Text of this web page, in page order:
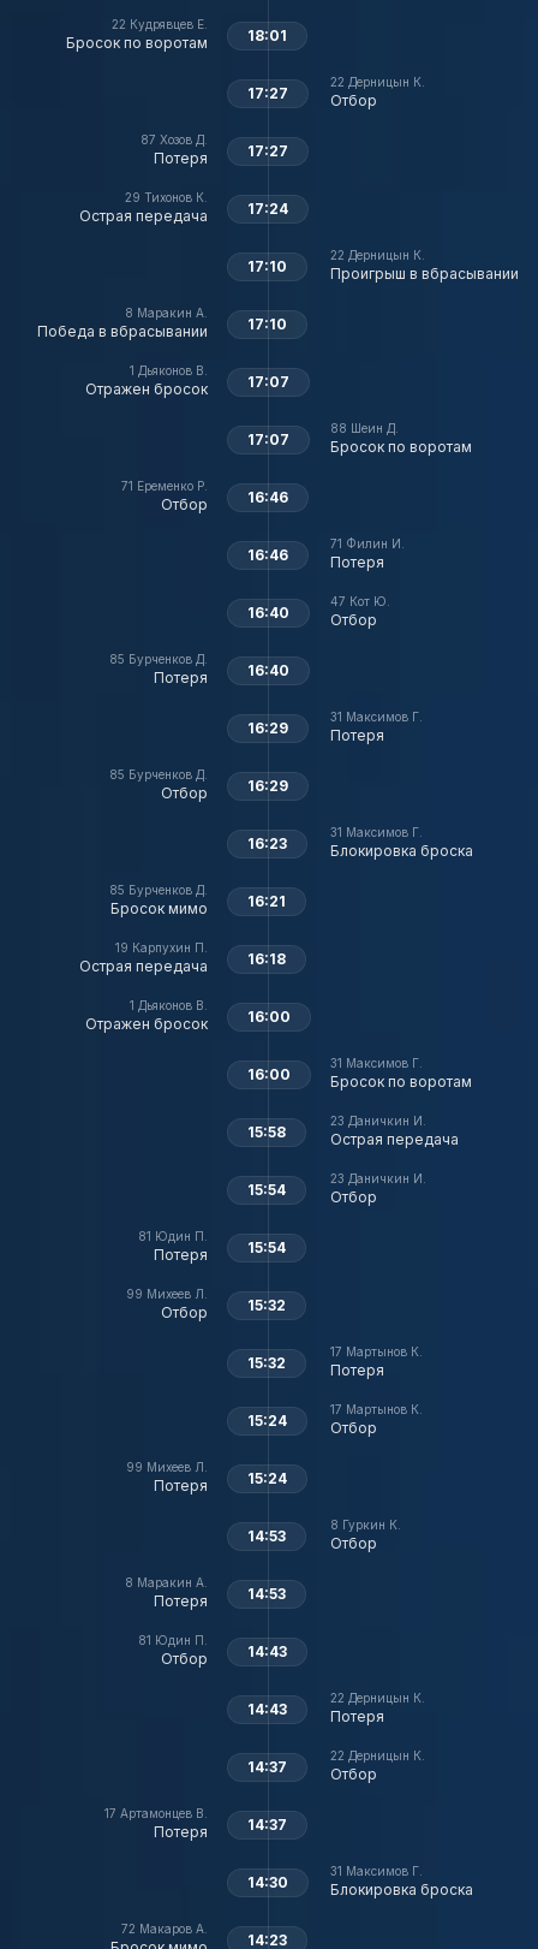
22 Кудрявцев Е.
Бросок по воротам 18:01
22 Дерницын К.
Отбор
17:27
87 Хозов Д.
Потеря 17:27
29 Тихонов К.
Острая передача 17:24
22 Дерницын К.
Проигрыш в вбрасывании
17:10
8 Маракин А.
Победа в вбрасывании 17:10
1 Дьяконов В.
Отражен бросок 17:07
88 Шеин Д.
Бросок по воротам
17:07
71 Еременко Р.
Отбор 16:46
71 Филин И.
Потеря
16:46
47 Кот Ю.
Отбор
16:40
85 Бурченков Д.
Потеря 16:40
31 Максимов Г.
Потеря
16:29
85 Бурченков Д.
Отбор 16:29
31 Максимов Г.
Блокировка броска
16:23
85 Бурченков Д.
Бросок мимо 16:21
19 Карпухин П.
Острая передача 16:18
1 Дьяконов В.
Отражен бросок 16:00
31 Максимов Г.
Бросок по воротам
16:00
23 Даничкин И.
Острая передача
15:58
23 Даничкин И.
Отбор
15:54
81 Юдин П.
Потеря 15:54
99 Михеев Л.
Отбор 15:32
17 Мартынов К.
Потеря
15:32
17 Мартынов К.
Отбор
15:24
99 Михеев Л.
Потеря 15:24
8 Гуркин К.
Отбор
14:53
8 Маракин А.
Потеря 14:53
81 Юдин П.
Отбор 14:43
22 Дерницын К.
Потеря
14:43
22 Дерницын К.
Отбор
14:37
17 Артамонцев В.
Потеря 14:37
31 Максимов Г.
Блокировка броска
14:30
72 Макаров А.
14:23